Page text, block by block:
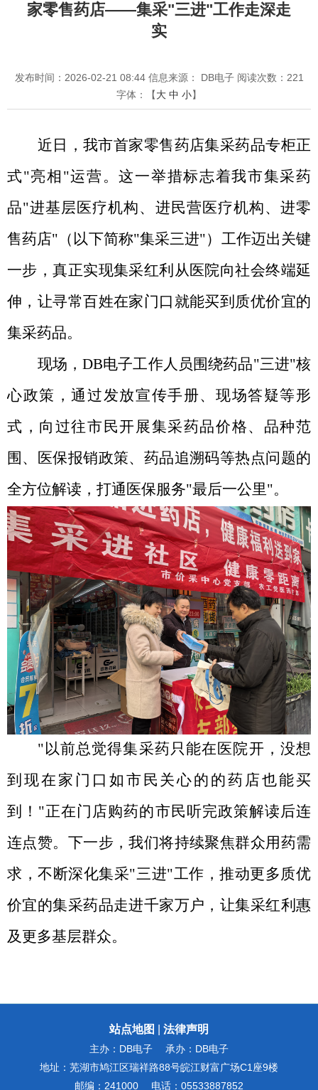
家零售药店——集采"三进"工作走深走
实
发布时间：2026-02-21 08:44 信息来源： DB电子 阅读次数： 221
字体：【大 中 小】
近日，我市首家零售药店集采药品专柜正
式"亮相"运营。这一举措标志着我市集采药
品"进基层医疗机构、进民营医疗机构、进零
售药店"（以下简称"集采三进"）工作迈出关键
一步，真正实现集采红利从医院向社会终端延
伸，让寻常百姓在家门口就能买到质优价宜的
集采药品。
现场 ，DB电子工作人员 围绕药品"三进"核
心政策，通过发放宣传手册、现场答疑等形
式，向过往市民开展集采药品价格、品种范
围、医保报销政策、药品追溯码等热点问题的
全方位解读，打通医保服务"最后一公里"。
"以前总觉得集采药只能在医院开，没想
到现在家门口 如 市民关心的的药店也能买
到！ "正在门店购药的市民听完政策解读后连
连点赞。 下一步，我们将持续聚焦群众用药需
求，不断深化集采"三进"工作，推动更多质优
价宜的集采药品走进千家万户，让集采红利惠
及更多基层群众。
站点地图 法律声明
主办：DB电子
承办：DB电子
地址：芜湖市鸠江区瑞祥路88号皖江财富广场C1座9楼
邮编：241000
电话：05533887852